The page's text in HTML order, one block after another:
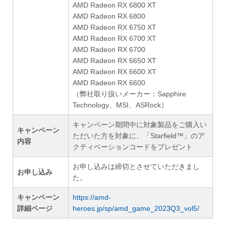
AMD Radeon RX 6800 XT
AMD Radeon RX 6800
AMD Radeon RX 6750 XT
AMD Radeon RX 6700 XT
AMD Radeon RX 6700
AMD Radeon RX 6650 XT
AMD Radeon RX 6600 XT
AMD Radeon RX 6600
（弊社取り扱いメーカー：Sapphire
Technology、MSI、ASRock）
キャンペーン
内容
キャンペーン期間中に対象製品をご購入い
ただいた方を対象に、「Starfield™」のア
クティベーションコードをプレゼント
お申し込み
お申し込みは締切とさせていただきまし
た。
キャンペーン
詳細ページ
https://amd-
heroes.jp/sp/amd_game_2023Q3_vol5/